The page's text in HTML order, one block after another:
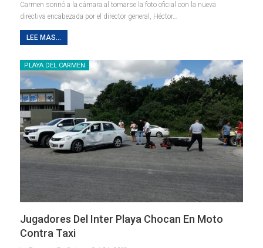
Carmen sonrió a la cámara al tomarse la foto oficial con la nueva
directiva encabezada por el director general, Héctor…
LEE MAS...
PLAYA DEL CARMEN
Jugadores Del Inter Playa Chocan En Moto
Contra Taxi